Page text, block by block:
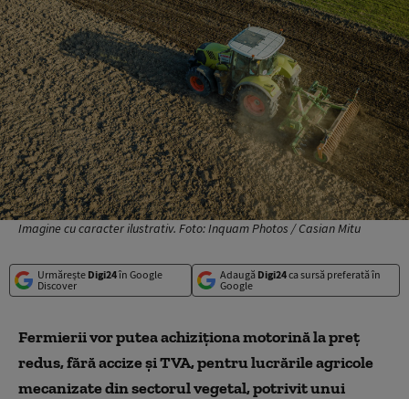
Imagine cu caracter ilustrativ. Foto: Inquam Photos / Casian Mitu
Urmărește Digi24în Google
Discover
Adaugă Digi24ca sursă preferată în
Google
Fermierii vor putea achiziţiona motorină la preţ
redus, fără accize şi TVA, pentru lucrările agricole
mecanizate din sectorul vegetal, potrivit unui